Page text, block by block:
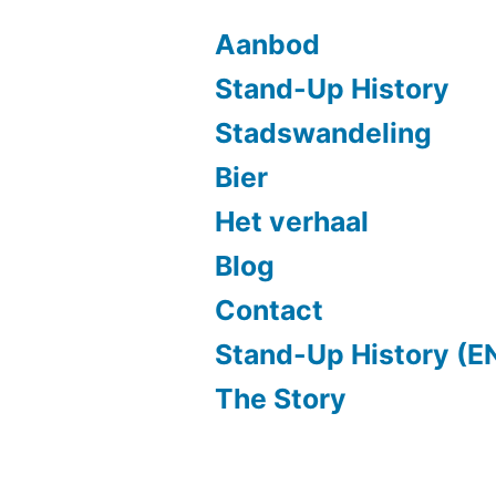
Aanbod
Stand-Up History
Stadswandeling
Bier
Het verhaal
Blog
Contact
Stand-Up History
The Story